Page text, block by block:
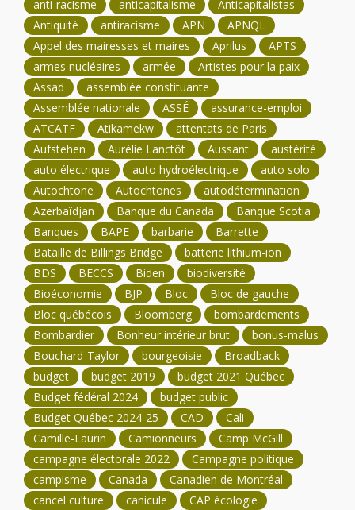
anti-racisme anticapitalisme
Anticapitalistas
Antiquité
antiracisme APN
APNQL
Appel des mairesses et maires
Aprilus
APTS
armes nucléaires
armée
Artistes pour la paix
Assad
assemblée constituante
Assemblée nationale
ASSÉ
assurance-emploi
ATCATF
Atikamekw
attentats de Paris
Aufstehen
Aurélie Lanctôt Aussant
austérité
auto électrique
auto hydroélectrique
auto solo
Autochtone
Autochtones
autodétermination
Azerbaïdjan
Banque du Canada
Banque Scotia
Banques
BAPE barbarie
Barrette
Bataille de Billings Bridge
batterie lithium-ion
BDS
BECCS Biden
biodiversité
Bioéconomie
BJP Bloc
Bloc de gauche
Bloc québécois
Bloomberg
bombardements
Bombardier
Bonheur intérieur brut
bonus-malus
Bouchard-Taylor
bourgeoisie
Broadback
budget
budget 2019
budget 2021 Québec
Budget fédéral 2024
budget public
Budget Québec 2024-25
CAD
Cali
Camille-Laurin
Camionneurs
Camp McGill
campagne électorale 2022
Campagne politique
campisme
Canada
Canadien de Montréal
cancel culture
canicule
CAP écologie